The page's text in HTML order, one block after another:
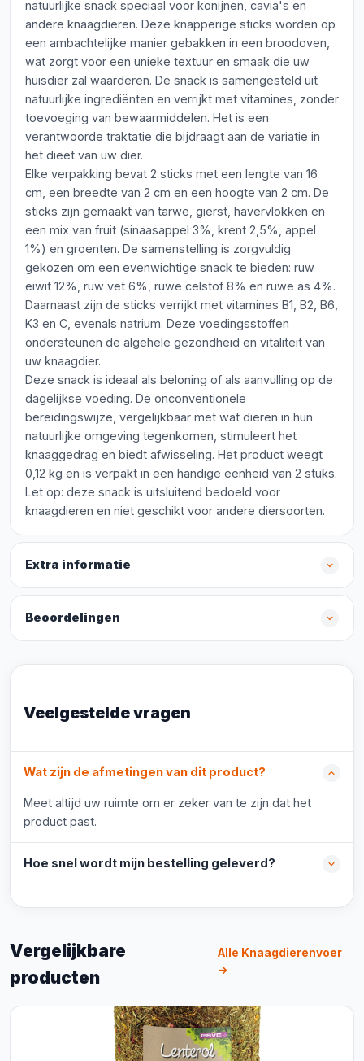
natuurlijke snack speciaal voor konijnen, cavia's en
andere knaagdieren. Deze knapperige sticks worden op
een ambachtelijke manier gebakken in een broodoven,
wat zorgt voor een unieke textuur en smaak die uw
huisdier zal waarderen. De snack is samengesteld uit
natuurlijke ingrediënten en verrijkt met vitamines, zonder
toevoeging van bewaarmiddelen. Het is een
verantwoorde traktatie die bijdraagt aan de variatie in
het dieet van uw dier.
Elke verpakking bevat 2 sticks met een lengte van 16
cm, een breedte van 2 cm en een hoogte van 2 cm. De
sticks zijn gemaakt van tarwe, gierst, havervlokken en
een mix van fruit (sinaasappel 3%, krent 2,5%, appel
1%) en groenten. De samenstelling is zorgvuldig
gekozen om een evenwichtige snack te bieden: ruw
eiwit 12%, ruw vet 6%, ruwe celstof 8% en ruwe as 4%.
Daarnaast zijn de sticks verrijkt met vitamines B1, B2, B6,
K3 en C, evenals natrium. Deze voedingsstoffen
ondersteunen de algehele gezondheid en vitaliteit van
uw knaagdier.
Deze snack is ideaal als beloning of als aanvulling op de
dagelijkse voeding. De onconventionele
bereidingswijze, vergelijkbaar met wat dieren in hun
natuurlijke omgeving tegenkomen, stimuleert het
knaaggedrag en biedt afwisseling. Het product weegt
0,12 kg en is verpakt in een handige eenheid van 2 stuks.
Let op: deze snack is uitsluitend bedoeld voor
knaagdieren en niet geschikt voor andere diersoorten.
Extra informatie
Beoordelingen
Veelgestelde vragen
Wat zijn de afmetingen van dit product?
Meet altijd uw ruimte om er zeker van te zijn dat het
product past.
Hoe snel wordt mijn bestelling geleverd?
Vergelijkbare
producten
Alle Knaagdierenvoer
→